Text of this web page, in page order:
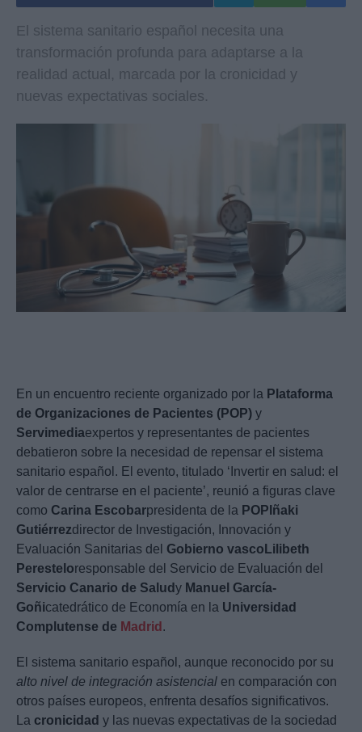
El sistema sanitario español necesita una
transformación profunda para adaptarse a la
realidad actual, marcada por la cronicidad y
nuevas expectativas sociales.
En un encuentro reciente organizado por la Plataforma
de Organizaciones de Pacientes (POP) y
Servimediaexpertos y representantes de pacientes
debatieron sobre la necesidad de repensar el sistema
sanitario español. El evento, titulado ‘Invertir en salud: el
valor de centrarse en el paciente’, reunió a figuras clave
como Carina Escobarpresidenta de la POP Iñaki
Gutiérrezdirector de Investigación, Innovación y
Evaluación Sanitarias del Gobierno vasco Lilibeth
Peresteloresponsable del Servicio de Evaluación del
Servicio Canario de Saludy Manuel García-
Goñicatedrático de Economía en la Universidad
Complutense de Madrid .
El sistema sanitario español, aunque reconocido por su
alto nivel de integración asistencial en comparación con
otros países europeos, enfrenta desafíos significativos.
La cronicidad y las nuevas expectativas de la sociedad